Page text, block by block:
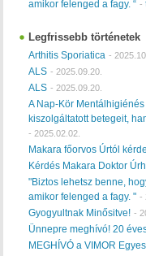
amikor felenged a fagy. “ -
Legfrissebb történetek
Arthitis Sporiatica -
ALS - 2025.09.20.
ALS - 2025.09.20.
A Nap-Kör
kiszolgáltatott betegeit,
- 2025.02.02.
Makara főorvos Úrtól
Kérdés Makara Doktor
"Biztos lehetsz benne,
amikor felenged a fagy. " -
Gyogyultnak Minősitve! -
Ünnepre meghívó! 20
MEGHÍVÓ a VIMOR